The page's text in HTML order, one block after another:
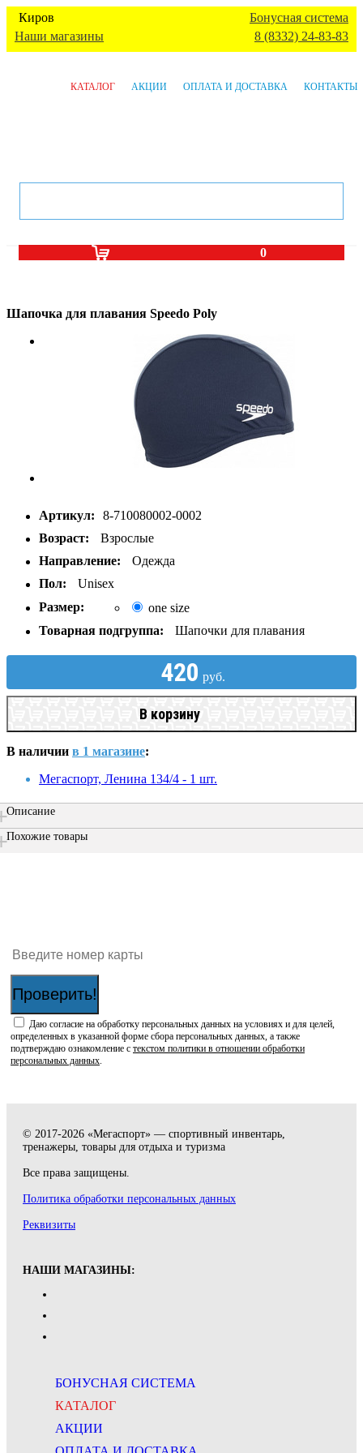
Киров
Наши магазины
Бонусная система
8 (8332) 24-83-83
КАТАЛОГ АКЦИИ ОПЛАТА И ДОСТАВКА КОНТАКТЫ
0
Шапочка для плавания Speedo Poly
Артикул:
8-710080002-0002
Возраст:
Взрослые
Направление:
Одежда
Пол:
Unisex
Размер:
one size
Товарная подгруппа:
Шапочки для плавания
420 руб.
В корзину
В наличии в 1 магазине:
Мегаспорт, Ленина 134/4 - 1 шт.
Описание
Похожие товары
Проверить!
Даю согласие на обработку персональных данных на условиях и для целей,
определенных в указанной форме сбора персональных данных, а также
подтверждаю ознакомление с текстом политики в отношении обработки
персональных данных
© 2017-2026 «Мегаспорт» — спортивный инвентарь,
тренажеры, товары для отдыха и туризма
Все права защищены.
Политика обработки персональных данных
Реквизиты
НАШИ МАГАЗИНЫ:
БОНУСНАЯ СИСТЕМА
КАТАЛОГ
АКЦИИ